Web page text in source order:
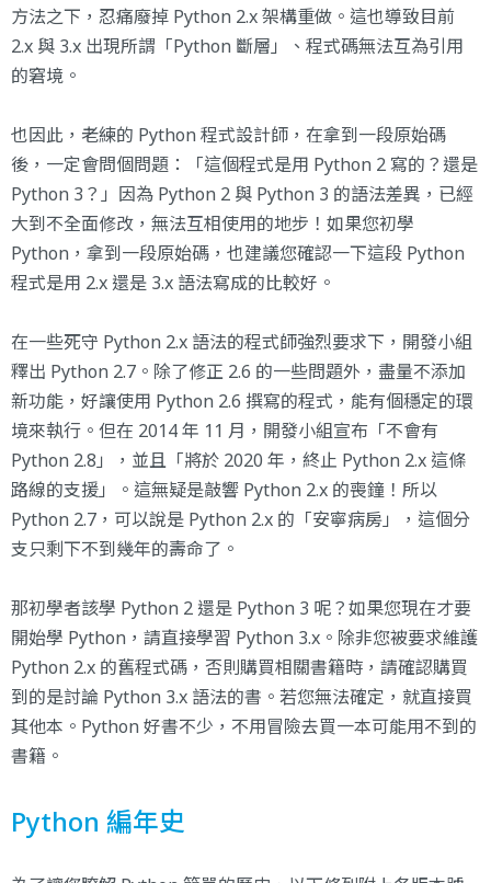
方法之下，忍痛廢掉 Python 2.x 架構重做。這也導致目前
2.x 與 3.x 出現所謂「Python 斷層」、程式碼無法互為引用
的窘境。
也因此，老練的 Python 程式設計師，在拿到一段原始碼
後，一定會問個問題：「這個程式是用 Python 2 寫的？還是
Python 3？」因為 Python 2 與 Python 3 的語法差異，已經
大到不全面修改，無法互相使用的地步！如果您初學
Python，拿到一段原始碼，也建議您確認一下這段 Python
程式是用 2.x 還是 3.x 語法寫成的比較好。
在一些死守 Python 2.x 語法的程式師強烈要求下，開發小組
釋出 Python 2.7。除了修正 2.6 的一些問題外，盡量不添加
新功能，好讓使用 Python 2.6 撰寫的程式，能有個穩定的環
境來執行。但在 2014 年 11 月，開發小組宣布「不會有
Python 2.8」，並且「將於 2020 年，終止 Python 2.x 這條
路線的支援」。這無疑是敲響 Python 2.x 的喪鐘！所以
Python 2.7，可以說是 Python 2.x 的「安寧病房」，這個分
支只剩下不到幾年的壽命了。
那初學者該學 Python 2 還是 Python 3 呢？如果您現在才要
開始學 Python，請直接學習 Python 3.x。除非您被要求維護
Python 2.x 的舊程式碼，否則購買相關書籍時，請確認購買
到的是討論 Python 3.x 語法的書。若您無法確定，就直接買
其他本。Python 好書不少，不用冒險去買一本可能用不到的
書籍。
Python 編年史